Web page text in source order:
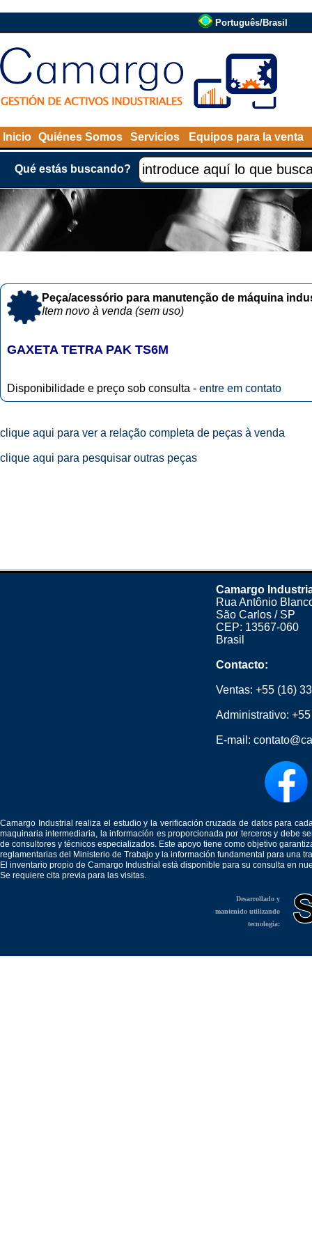
Português/Brasil
Inicio Quiénes Somos Servicios Equipos para la venta
Qué estás buscando?
Peça/acessório para manutenção de máquina
Item novo à venda (sem uso)
GAXETA TETRA PAK TS6M
Disponibilidade e preço sob consulta - entre em contato
clique aqui para ver a relação completa de peças à venda
clique aqui para pesquisar outras peças
Camargo
Rua Antônio
São Carlos / SP
CEP: 13567-060
Brasil
Contacto:
Ventas: +55 (16)
Administrativo:
E-mail:
Camargo Industrial realiza el estudio y la verificación cruzada de datos para
maquinaria intermediaria, la información es proporcionada por terceros y debe
de consultores y técnicos especializados. Este apoyo tiene como objetivo
reglamentarias del Ministerio de Trabajo y la información fundamental para una
El inventario propio de Camargo Industrial está disponible para su consulta en
Se requiere cita previa para las visitas.
Desarrollado y
mantenido utilizando
tecnología: